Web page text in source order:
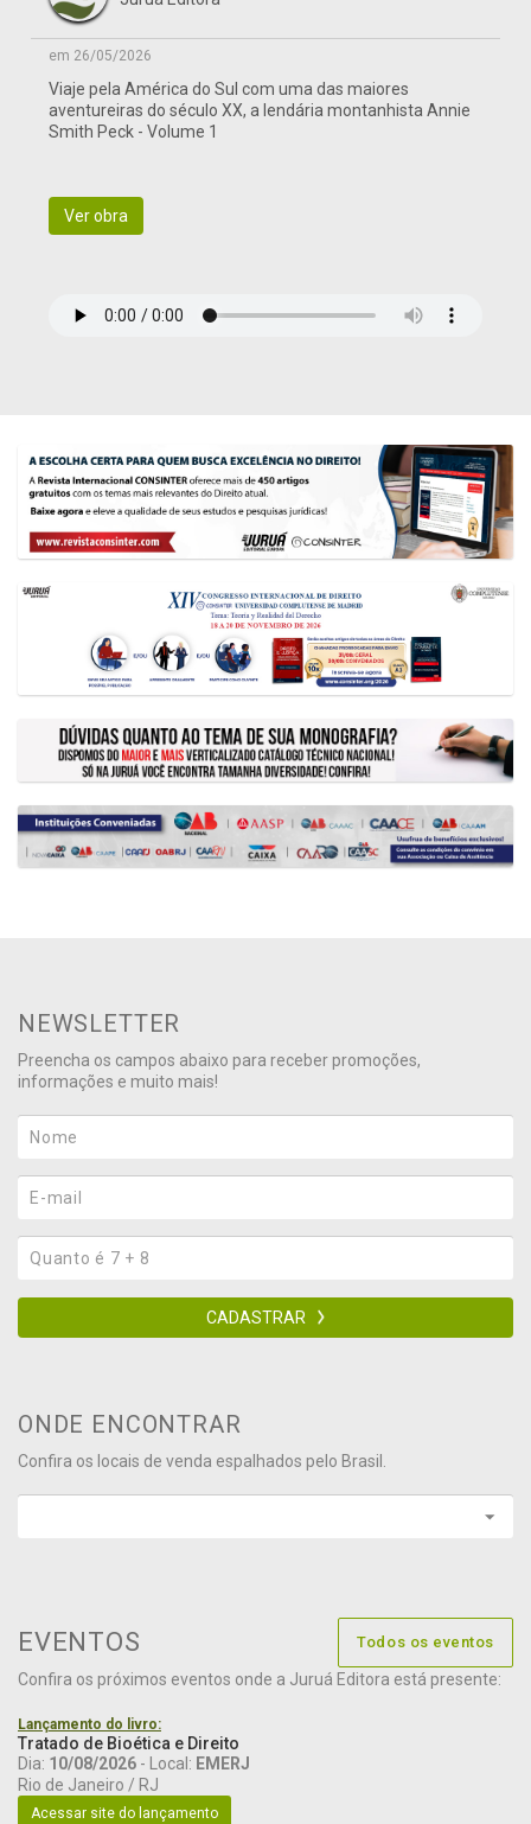
em 26/05/2026
Viaje pela América do Sul com uma das maiores
aventureiras do século XX, a lendária montanhista Annie
Smith Peck - Volume 1
Ver obra
NEWSLETTER
Preencha os campos abaixo para receber promoções,
informações e muito mais!
CADASTRAR
ONDE ENCONTRAR
Confira os locais de venda espalhados pelo Brasil.
EVENTOS Todos os eventos
Confira os próximos eventos onde a Juruá Editora está presente:
Lançamento do livro:
Tratado de Bioética e Direito
Dia: 10/08/2026 - Local: EMERJ
Rio de Janeiro / RJ
Acessar site do lançamento